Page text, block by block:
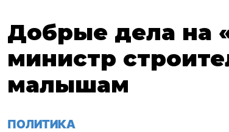
Добрые дела на
министр
малышам
ПОЛИТИКА